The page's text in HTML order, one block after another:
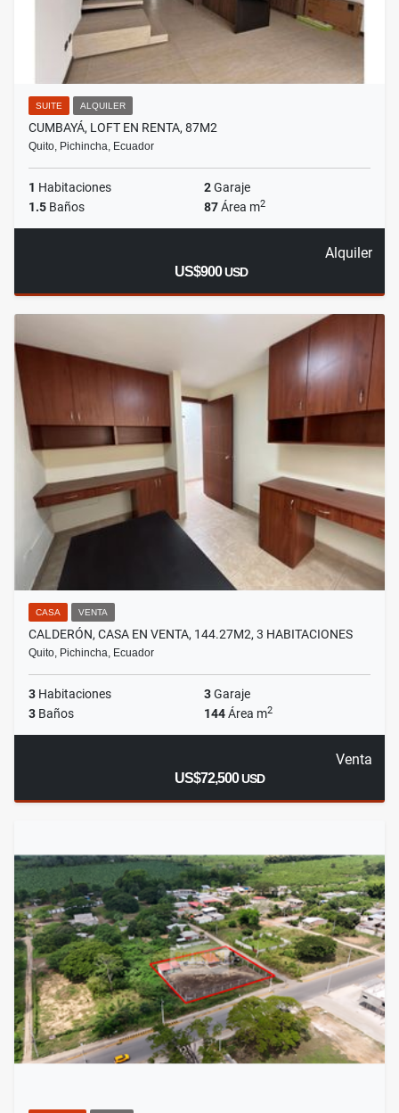
SUITE ALQUILER
CUMBAYÁ, LOFT EN RENTA, 87M2
Quito, Pichincha, Ecuador
1 Habitaciones 2Garaje
1.5 Baños 87Área m2
Alquiler
US$900USD
CASA VENTA
CALDERÓN, CASA EN VENTA, 144.27M2, 3 HABITACIONES
Quito, Pichincha, Ecuador
3 Habitaciones 3Garaje
3 Baños 144Área m2
Venta
US$72,500USD